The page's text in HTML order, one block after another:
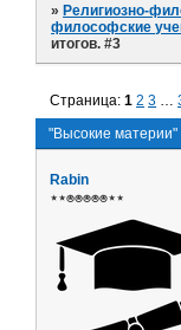
»Религиозно-
философские
итогов. #3
"Высокие материи"
Страница:1 2 3 …
Rabin
⋆⋆⍟⍟⍟⍟⍟⋆⋆